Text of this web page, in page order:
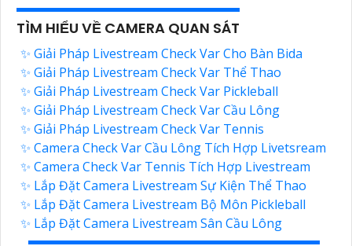
TÌM HIỂU VỀ CAMERA QUAN SÁT
✨ Giải Pháp Livestream Check Var Cho Bàn Bida
✨ Giải Pháp Livestream Check Var Thể Thao
✨ Giải Pháp Livestream Check Var Pickleball
✨ Giải Pháp Livestream Check Var Cầu Lông
✨ Giải Pháp Livestream Check Var Tennis
✨ Camera Check Var Cầu Lông Tích Hợp Livetsream
✨ Camera Check Var Tennis Tích Hợp Livestream
✨ Lắp Đặt Camera Livestream Sự Kiện Thể Thao
✨ Lắp Đặt Camera Livestream Bộ Môn Pickleball
✨ Lắp Đặt Camera Livestream Sân Cầu Lông